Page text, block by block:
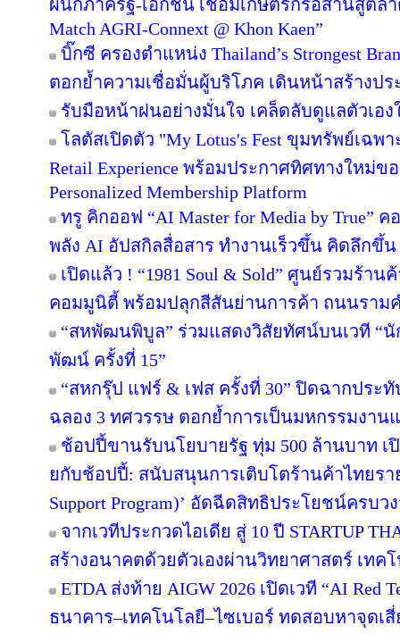
ผนึกภาครัฐ-เอกชน เชื่อมเกษตรกรอีสานสู่ตล
Match AGRI-Connext @ Khon Kaen”
บิ๊กซี ครองตำแหน่ง Thailand’s Strongest
ตอกย้ำความเชื่อมั่นผู้บริโภค เดินหน้าสร้างป
รับมือหน้าฝนอย่างมั่นใจ เคล็ดลับดูแลตัวเอง
โลตัสเปิดตัว "My Lotus's Fest ขุมทรัพย์เฉ
Retail Experience พร้อมประกาศทิศทางใหม่ขอ
Personalized Membership Platform
ทรู คิกออฟ “AI Master for Media by True”
พลัง AI อัปสกิลสื่อสาร ทำงานเร็วขึ้น คิดลึกขึ้
เปิดแล้ว ! “1981 Soul & Sold” ศูนย์รวมร้
คอมมูนิตี้ พร้อมปลุกสีสันย่านการค้า ถนนราม
“สหพัฒนพิบูล” ร่วมแสดงวิสัยทัศน์บนเวที “
พัฒน์ ครั้งที่ 15”
“สหกรุ๊ป แฟร์ & เฟส ครั้งที่ 30” ปิดฉากประ
ฉลอง 3 ทศวรรษ ตอกย้ำการเป็นมหกรรมงา
ช้อปปี้ขานรับนโยบายรัฐ ทุ่ม 500 ล้านบาท เ
ยกับช้อปปี้: สนับสนุนการเติบโตร้านค้าไทยรา
Support Program)’ อัดฉีดสิทธิประโยชน์ครบว
จากเวทีประกวดไอเดีย สู่ 10 ปี STARTUP
สร้างอนาคตด้วยตัวเองผ่านวิทยาศาสตร์ เทค
ETDA ส่งท้าย AIGW 2026 เปิดเวที “AI Red
ธนาคาร–เทคโนโลยี–ไซเบอร์ ทดสอบหาจุดเ